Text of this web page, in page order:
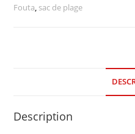
Fouta, sac de plage
Description